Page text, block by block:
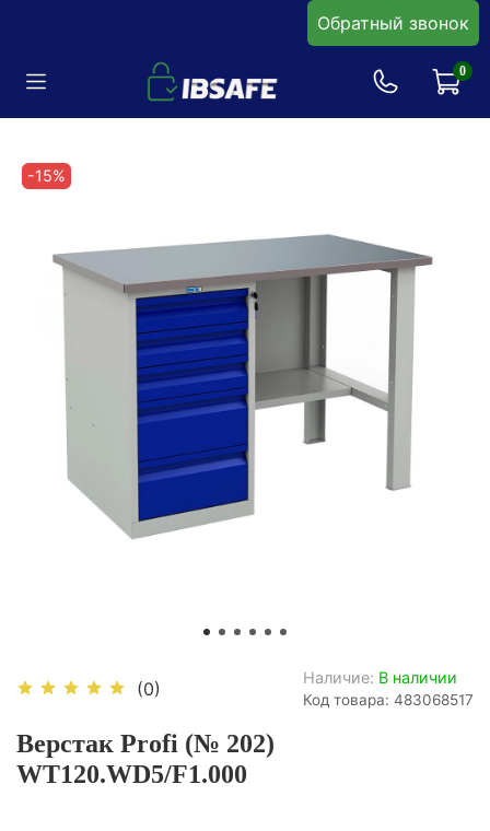
Обратный звонок
0
-15%
(0)
Наличие: В наличии
Код товара: 483068517
Верстак Profi (№ 202)
WT120.WD5/F1.000